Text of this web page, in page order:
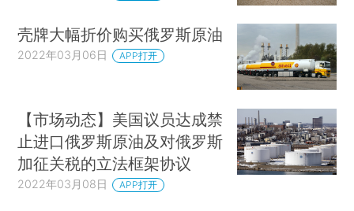
壳牌大幅折价购买俄罗斯原油
2022年03月06日 APP打开
【市场动态】美国议员达成禁
止进口俄罗斯原油及对俄罗斯
加征关税的立法框架协议
2022年03月08日 APP打开